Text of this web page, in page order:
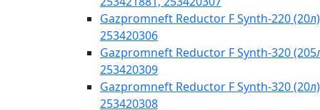
Gazpromneft Reductor F Synth-220 (20л)
253420306
Gazpromneft Reductor F Synth-320
253420309
Gazpromneft Reductor F Synth-320 (20л)
253420308